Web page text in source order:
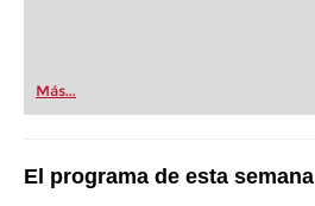
Más...
El programa de esta semana